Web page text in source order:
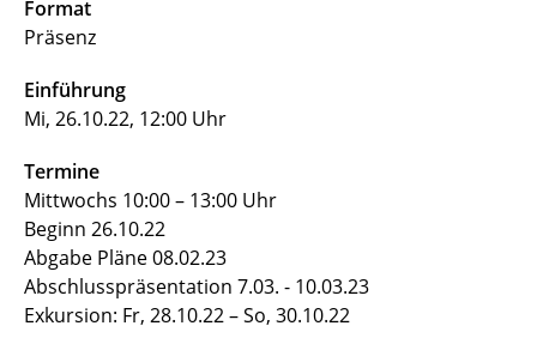
Format
Präsenz
Einführung
Mi, 26.10.22, 12:00 Uhr
Termine
Mittwochs 10:00 – 13:00 Uhr
Beginn 26.10.22
Abgabe Pläne 08.02.23
Abschlusspräsentation 7.03. - 10.03.23
Exkursion: Fr, 28.10.22 – So, 30.10.22